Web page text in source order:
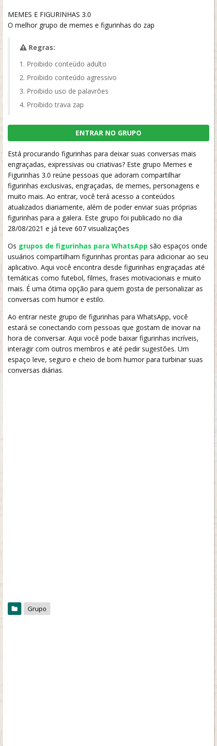
MEMES E FIGURINHAS 3.0
O melhor grupo de memes e figurinhas do zap
Regras:
Proibido conteúdo adulto
Proibido conteúdo agressivo
Proibido uso de palavrões
Proibido trava zap
ENTRAR NO GRUPO
Está procurando figurinhas para deixar suas conversas mais
engraçadas, expressivas ou criativas? Este grupo Memes e
Figurinhas 3.0 reúne pessoas que adoram compartilhar
figurinhas exclusivas, engraçadas, de memes, personagens e
muito mais. Ao entrar, você terá acesso a conteúdos
atualizados diariamente, além de poder enviar suas próprias
figurinhas para a galera. Este grupo foi publicado no dia
28/08/2021 e já teve 607 visualizações
Os grupos de figurinhas para WhatsApp são espaços onde
usuários compartilham figurinhas prontas para adicionar ao seu
aplicativo. Aqui você encontra desde figurinhas engraçadas até
temáticas como futebol, filmes, frases motivacionais e muito
mais. É uma ótima opção para quem gosta de personalizar as
conversas com humor e estilo.
Ao entrar neste grupo de figurinhas para WhatsApp, você
estará se conectando com pessoas que gostam de inovar na
hora de conversar. Aqui você pode baixar figurinhas incríveis,
interagir com outros membros e até pedir sugestões. Um
espaço leve, seguro e cheio de bom humor para turbinar suas
conversas diárias.
Grupo